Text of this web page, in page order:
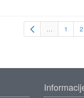
… 1 2